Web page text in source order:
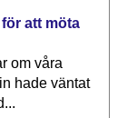
att möta
om våra
hade väntat